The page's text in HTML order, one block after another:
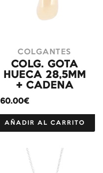
COLGANTES
COLG. GOTA
HUECA 28,5MM
+ CADENA
60.00€
AÑADIR AL CARRITO